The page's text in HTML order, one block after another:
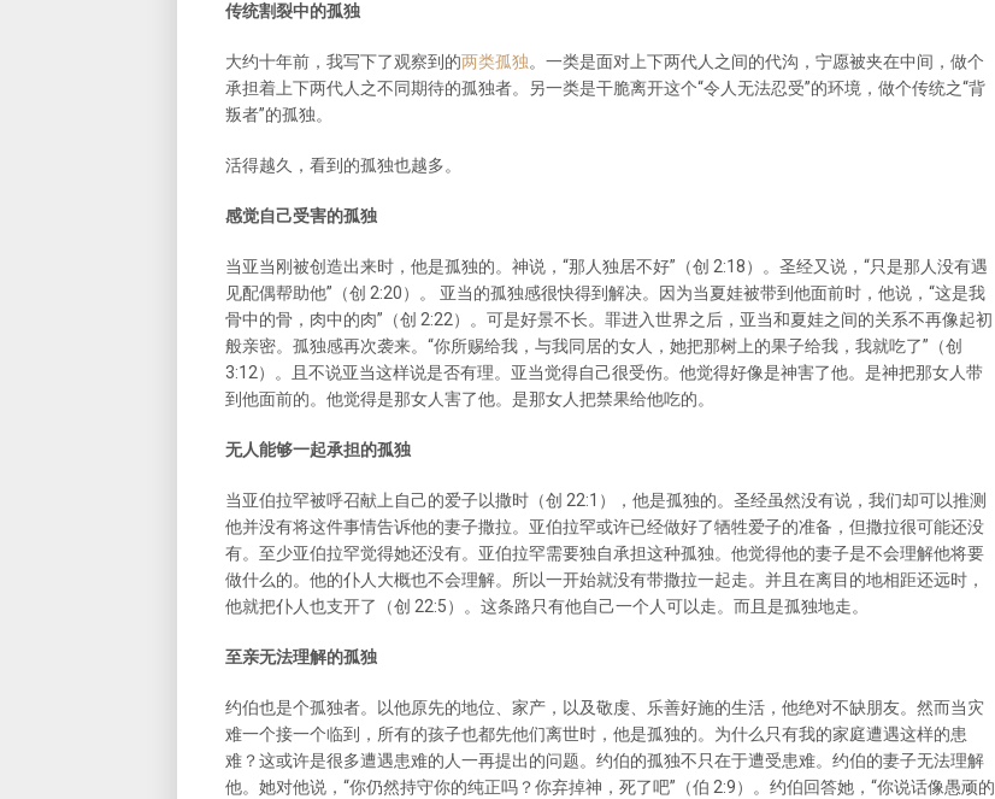
传统割裂中的孤独
大约十年前，我写下了观察到的两类孤独。一类是面对上下两代人之间的代沟，宁愿被夹在中间，做个
承担着上下两代人之不同期待的孤独者。另一类是干脆离开这个“令人无法忍受”的环境，做个传统之“背
叛者”的孤独。
活得越久，看到的孤独也越多。
感觉自己受害的孤独
当亚当刚被创造出来时，他是孤独的。神说，“那人独居不好”（创 2:18）。圣经又说，“只是那人没有遇
见配偶帮助他”（创 2:20）。 亚当的孤独感很快得到解决。因为当夏娃被带到他面前时，他说，“这是我
骨中的骨，肉中的肉”（创 2:22）。可是好景不长。罪进入世界之后，亚当和夏娃之间的关系不再像起初
般亲密。孤独感再次袭来。“你所赐给我，与我同居的女人，她把那树上的果子给我，我就吃了”（创
3:12）。且不说亚当这样说是否有理。亚当觉得自己很受伤。他觉得好像是神害了他。是神把那女人带
到他面前的。他觉得是那女人害了他。是那女人把禁果给他吃的。
无人能够一起承担的孤独
当亚伯拉罕被呼召献上自己的爱子以撒时（创 22:1），他是孤独的。圣经虽然没有说，我们却可以推测
他并没有将这件事情告诉他的妻子撒拉。亚伯拉罕或许已经做好了牺牲爱子的准备，但撒拉很可能还没
有。至少亚伯拉罕觉得她还没有。亚伯拉罕需要独自承担这种孤独。他觉得他的妻子是不会理解他将要
做什么的。他的仆人大概也不会理解。所以一开始就没有带撒拉一起走。并且在离目的地相距还远时，
他就把仆人也支开了（创 22:5）。这条路只有他自己一个人可以走。而且是孤独地走。
至亲无法理解的孤独
约伯也是个孤独者。以他原先的地位、家产，以及敬虔、乐善好施的生活，他绝对不缺朋友。然而当灾
难一个接一个临到，所有的孩子也都先他们离世时，他是孤独的。为什么只有我的家庭遭遇这样的患
难？这或许是很多遭遇患难的人一再提出的问题。约伯的孤独不只在于遭受患难。约伯的妻子无法理解
他。她对他说，“你仍然持守你的纯正吗？你弃掉神，死了吧”（伯 2:9）。约伯回答她，“你说话像愚顽的